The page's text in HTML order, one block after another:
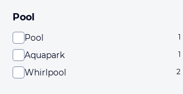
Pool
Pool 1
Aquapark 1
Whirlpool 2